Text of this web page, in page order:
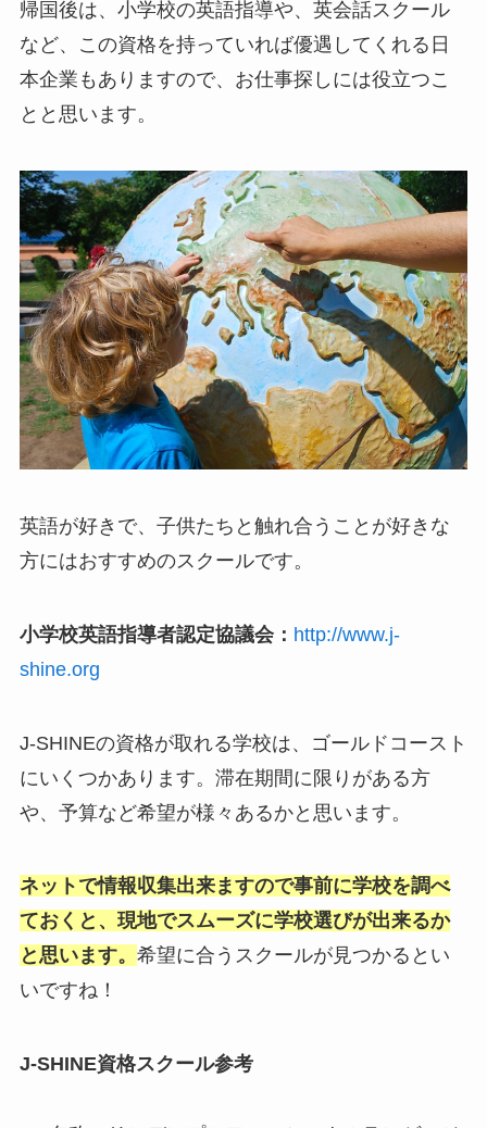
帰国後は、小学校の英語指導や、英会話スクール
など、この資格を持っていれば優遇してくれる日
本企業もありますので、お仕事探しには役立つこ
とと思います。
英語が好きで、子供たちと触れ合うことが好きな
方にはおすすめのスクールです。
小学校英語指導者認定協議会： http://www.j-
shine.org
J-SHINEの資格が取れる学校は、ゴールドコースト
にいくつかあります。滞在期間に限りがある方
や、予算など希望が様々あるかと思います。
ネットで情報収集出来ますので事前に学校を調べ
ておくと、現地でスムーズに学校選びが出来るか
と思います。 希望に合うスクールが見つかるとい
いですね！
J-SHINE資格スクール参考